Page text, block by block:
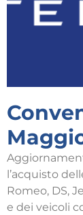
l’acquisto
Romeo, DS,
e dei veicoli